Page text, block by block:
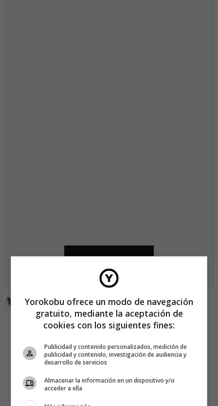
Yorokobu ofrece un modo de navegación
gratuito, mediante la aceptación de
cookies con los siguientes fines:
Publicidad y contenido personalizados, medición de
publicidad y contenido, investigación de audiencia y
desarrollo de servicios
Almacenar la información en un dispositivo y/o
acceder a ella